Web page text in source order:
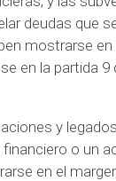
deudas que
mostrarse en
en la partida 9
y
o un
en el